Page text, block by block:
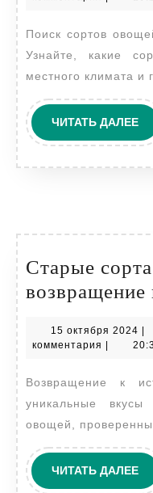
Поиск сортов овощей для Белгородской области?
Узнайте, какие
местного климата и
ЧИТАТЬ ДАЛЕЕ
Старые
возвращение
15 октября 2024 15
комментария
Возвращение к истокам! Откройте для себя
уникальные
овощей,
ЧИТАТЬ ДАЛЕЕ